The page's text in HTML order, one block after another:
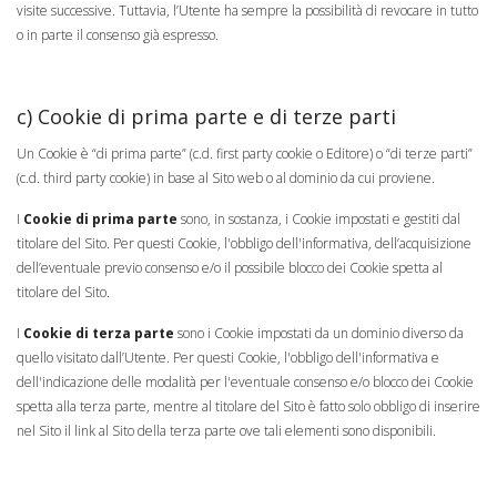
visite successive. Tuttavia, l’Utente ha sempre la possibilità di revocare in tutto
o in parte il consenso già espresso.
c) Cookie di prima parte e di terze parti
Un Cookie è “di prima parte” (c.d. first party cookie o Editore) o “di terze parti”
(c.d. third party cookie) in base al Sito web o al dominio da cui proviene.
I Cookie di prima parte sono, in sostanza, i Cookie impostati e gestiti dal
titolare del Sito. Per questi Cookie, l'obbligo dell'informativa, dell’acquisizione
dell’eventuale previo consenso e/o il possibile blocco dei Cookie spetta al
titolare del Sito.
I Cookie di terza parte sono i Cookie impostati da un dominio diverso da
quello visitato dall’Utente. Per questi Cookie, l'obbligo dell'informativa e
dell'indicazione delle modalità per l'eventuale consenso e/o blocco dei Cookie
spetta alla terza parte, mentre al titolare del Sito è fatto solo obbligo di inserire
nel Sito il link al Sito della terza parte ove tali elementi sono disponibili.